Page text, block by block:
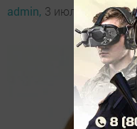
admin, 3 июль 2026 -